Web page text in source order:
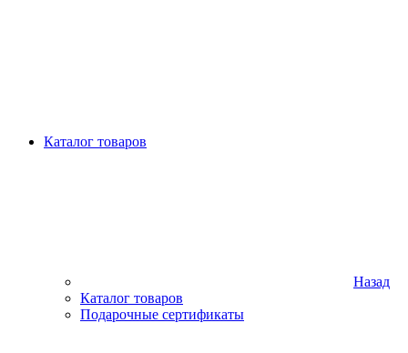
Каталог товаров
Назад
Каталог товаров
Подарочные сертификаты